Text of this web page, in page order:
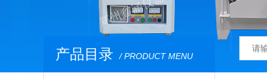
产品目录 / PRODUCT MENU